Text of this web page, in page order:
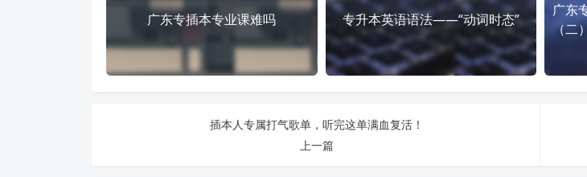
广东专插本专业课难吗 专升本英语语法——“动词时态”
广东
（二
插本人专属打气歌单，听完这单满血复活！
上一篇